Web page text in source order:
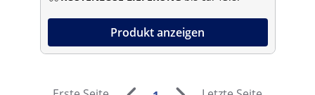
Produkt anzeigen